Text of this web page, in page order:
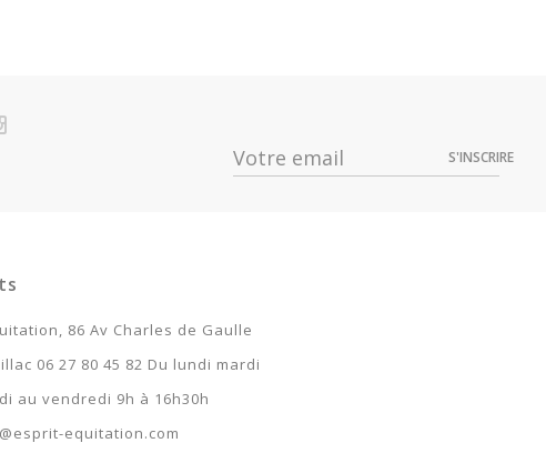
S'INSCRIRE
86 Av Charles de Gaulle
06 27 80 45 82 Du lundi mardi
au vendredi 9h à 16h30h
equitation.com